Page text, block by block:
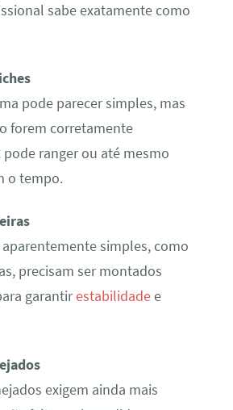
sabe exatamente como
pode parecer simples, mas
forem corretamente
pode ranger ou até mesmo
o tempo.
simples, como
precisam ser montados
garantirestabilidadee
exigem ainda mais